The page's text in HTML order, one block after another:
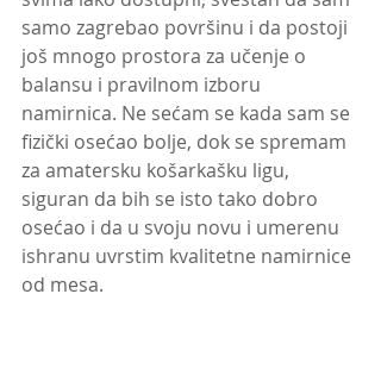
samo zagrebao površinu i da postoji
još mnogo prostora za učenje o
balansu i pravilnom izboru
namirnica. Ne sećam se kada sam se
fizički osećao bolje, dok se spremam
za amatersku košarkašku ligu,
siguran da bih se isto tako dobro
osećao i da u svoju novu i umerenu
ishranu uvrstim kvalitetne namirnice
od mesa.